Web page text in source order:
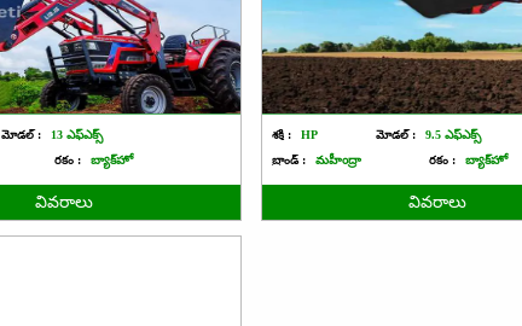
మోడల్ :
13 ఎఫ్ఎక్స్
రకం : బ్యాక్‌హో
వివరాలు
శక్తి : HP మోడల్ :
9.5 ఎఫ్ఎక్స్
బ్రాండ్ :
మహీంద్రా రకం : బ్యాక్‌హో
వివరాలు